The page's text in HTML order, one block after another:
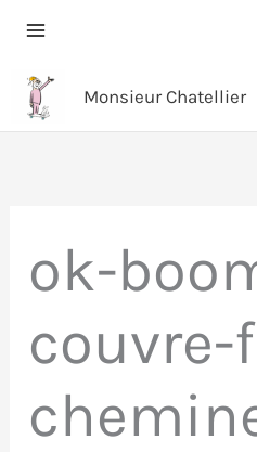
Monsieur Chatellier
ok-
couvre-